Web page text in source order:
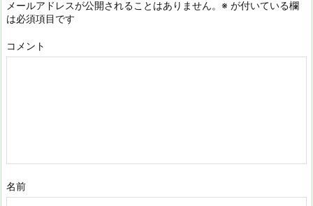
メールアドレスが公開されることはありません。 ※ が付いている欄
は必須項目です
コメント
名前